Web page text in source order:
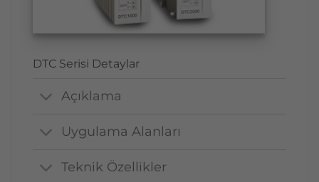
DTC Serisi Detaylar
Açıklama
Uygulama Alanları
Teknik Özellikler